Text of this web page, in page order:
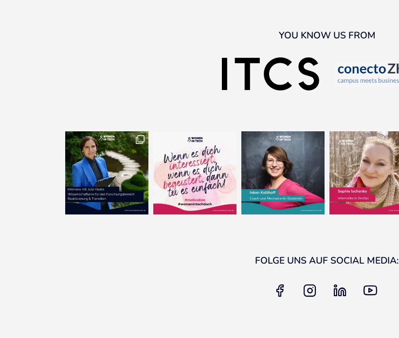
YOU KNOW US FROM
FOLGE UNS AUF SOCIAL MEDIA:
facebook instagram